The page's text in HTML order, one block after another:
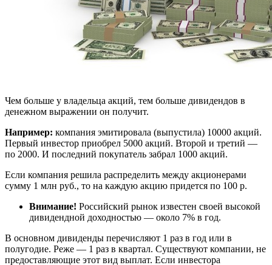
Чем больше у владельца акций, тем больше дивидендов в
денежном выражении он получит.
Например: компания эмитировала (выпустила) 10000 акций.
Первый инвестор приобрел 5000 акций. Второй и третий —
по 2000. И последний покупатель забрал 1000 акций.
Если компания решила распределить между акционерами
сумму 1 млн руб., то на каждую акцию придется по 100 р.
Внимание! Российский рынок известен своей высокой
дивидендной доходностью — около 7% в год.
В основном дивиденды перечисляют 1 раз в год или в
полугодие. Реже — 1 раз в квартал. Существуют компании, не
предоставляющие этот вид выплат. Если инвестора